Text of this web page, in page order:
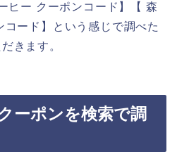
ヒー クーポンコード】【 森
ード】という感じで調べた
きます。
ーポンを検索で調